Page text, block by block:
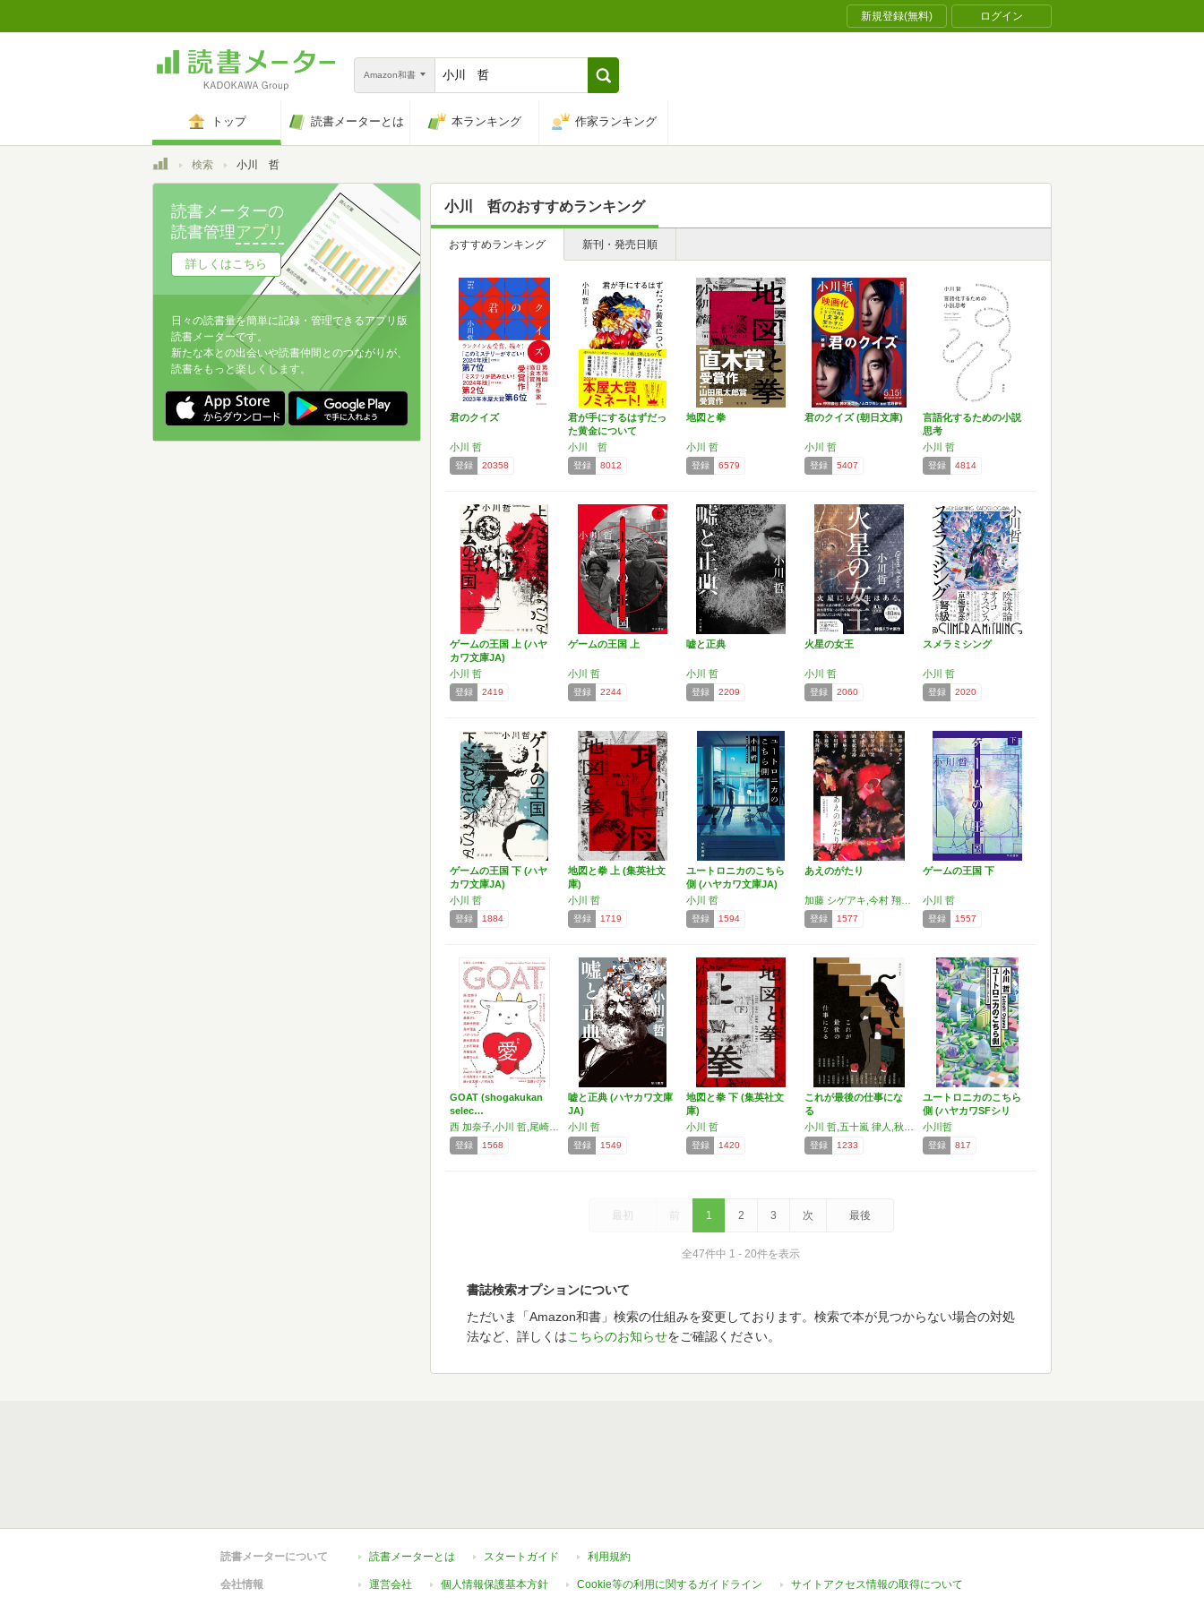
新規登録(無料) ログイン
Amazon和書
トップ 読書メーターとは 本ランキング 作家ランキング
トップ検索 小川 哲
小川 哲のおすすめランキング
おすすめランキング 新刊・発売日順
君のクイズ
小川 哲
登録 20358
君が手にするはずだっ
た黄金について
小川 哲
登録 8012
地図と拳
小川 哲
登録 6579
君のクイズ (朝日文庫)
小川 哲
登録 5407
言語化するための小説
思考
小川 哲
登録 4814
ゲームの王国 上 (ハヤ
カワ文庫JA)
小川 哲
登録 2419
ゲームの王国 上
小川 哲
登録 2244
嘘と正典
小川 哲
登録 2209
火星の女王
小川 哲
登録 2060
スメラミシング
小川 哲
登録 2020
ゲームの王国 下 (ハヤ
カワ文庫JA)
小川 哲
登録 1884
地図と拳 上 (集英社文
庫)
小川 哲
登録 1719
ユートロニカのこちら
側 (ハヤカワ文庫JA)
小川 哲
登録 1594
あえのがたり
登録 1577
ゲームの王国 下
小川 哲
登録 1557
GOAT (shogakukan
selec…
登録 1568
嘘と正典 (ハヤカワ文庫
JA)
小川 哲
登録 1549
地図と拳 下 (集英社文
庫)
小川 哲
登録 1420
これが最後の仕事にな
る
登録 1233
ユートロニカのこちら
側 (ハヤカワSFシリ
ー…
小川哲
登録 817
最初 前 1 2 3 次 最後
全47件中 1 - 20件を表示
書誌検索オプションについて
ただいま「Amazon和書」検索の仕組みを変更しております。検索で本が見つからない場合の対処
法など、詳しくはこちらのお知らせをご確認ください。
読書メーターの
読書管理アプリ
詳しくはこちら
日々の読書量を簡単に記録・管理できるアプリ版
読書メーターです。
新たな本との出会いや読書仲間とのつながりが、
読書をもっと楽しくします。
読書メーターについて 読書メーターとは スタートガイド 利用規約
会社情報 運営会社 個人情報保護基本方針 Cookie等の利用に関するガイドライン サイトアクセス情報の取得について